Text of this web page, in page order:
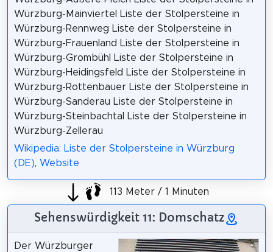
Würzburg-Mainviertel Liste der Stolpersteine in
Würzburg-Rennweg Liste der Stolpersteine in
Würzburg-Frauenland Liste der Stolpersteine in
Würzburg-Grombühl Liste der Stolpersteine in
Würzburg-Heidingsfeld Liste der Stolpersteine in
Würzburg-Rottenbauer Liste der Stolpersteine in
Würzburg-Sanderau Liste der Stolpersteine in
Würzburg-Steinbachtal Liste der Stolpersteine in
Würzburg-Zellerau
Wikipedia: Liste der Stolpersteine in Würzburg
(DE), Website
113 Meter / 1 Minuten
Sehenswürdigkeit 11: Domschatz
Der Würzburger